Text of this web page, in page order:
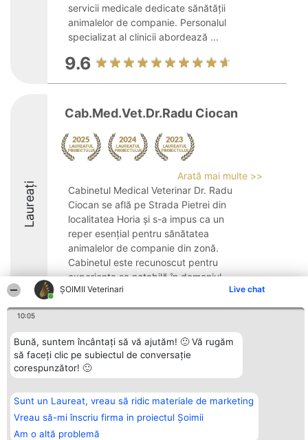
ȘOIMII Veterinari Live chat
10:05
Bună, suntem încântați să vă ajutăm! 🙂 Vă rugăm
să faceți clic pe subiectul de conversație
corespunzător! 🙂
Sunt un Laureat, vreau să ridic materiale de marketing
Vreau să-mi înscriu firma in proiectul Șoimii
Am o altă problemă
servicii medicale dedicate sănătății
animalelor de companie. Personalul
specializat al clinicii abordează ...
9.6
Laureați
Cab.Med.Vet.Dr.Radu Ciocan
Arată mai multe >>
Cabinetul Medical Veterinar Dr. Radu
Ciocan se află pe Strada Pietrei din
localitatea Horia și s-a impus ca un
reper esențial pentru sănătatea
animalelor de companie din zonă.
Cabinetul este recunoscut pentru
experiența sa notabilă în domeniul ...
8.4
Organizator Ranking
BRIGHT SOLUTIONS BR SRL
Aleea Timisul De Sus 2 Bl. A30
București
CUI 36737675
tel: +40 770 990 492
Plebiscyt
Câștigătorii
Reguli
Statut
Politica de
confidențialitate